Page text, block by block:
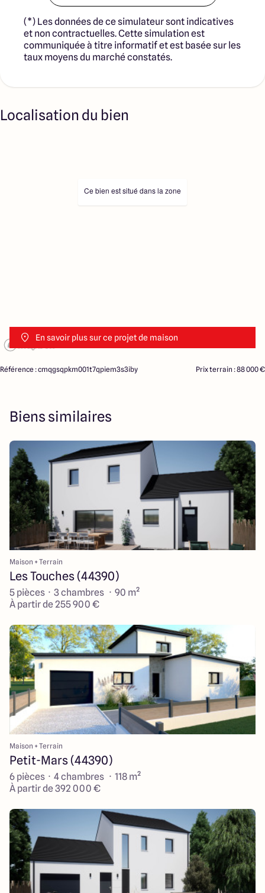
(*) Les données de ce simulateur sont indicatives
et non contractuelles. Cette simulation est
communiquée à titre informatif et est basée sur les
taux moyens du marché constatés.
Localisation du bien
En savoir plus sur ce projet de maison
Ce bien est situé dans la zone
Référence : cmqgsqpkm001t7qpiem3s3iby Prix terrain : 88 000 €
Biens similaires
Maison + Terrain
Les Touches (44390)
5 pièces · 3 chambres · 90 m²
À partir de 255 900 €
Maison + Terrain
Petit-Mars (44390)
6 pièces · 4 chambres · 118 m²
À partir de 392 000 €